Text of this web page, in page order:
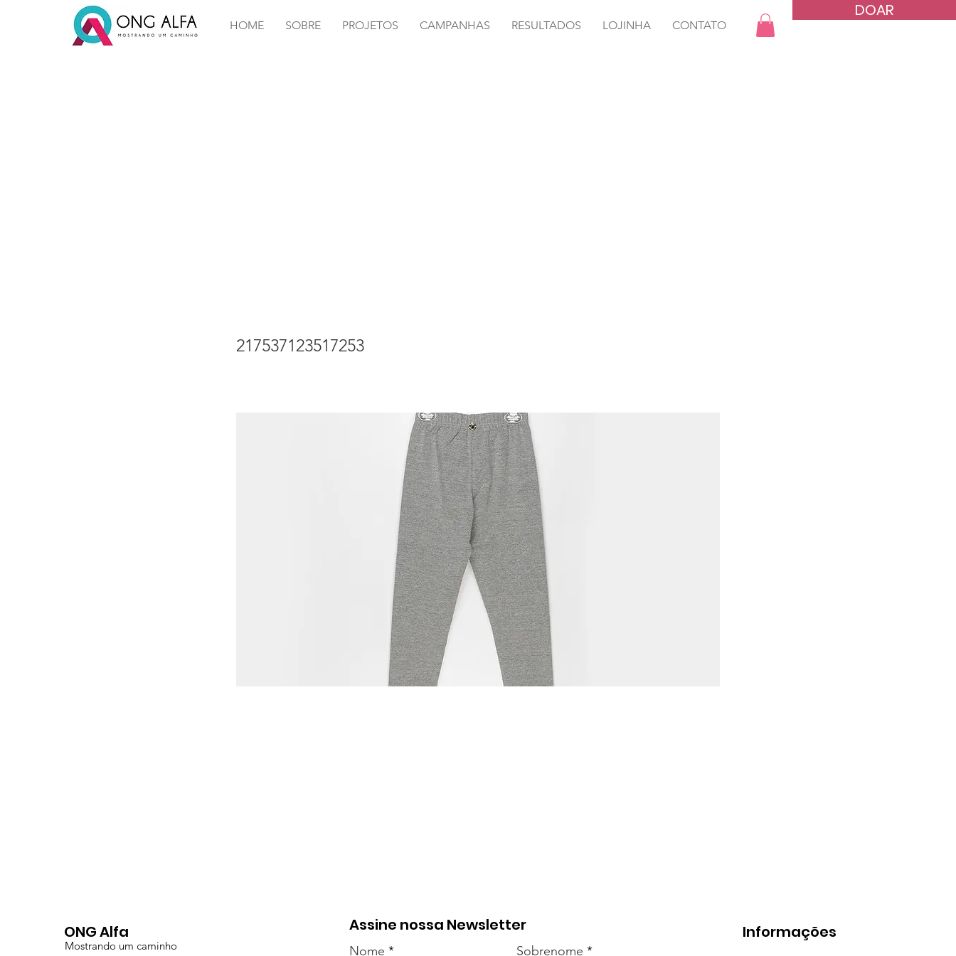
DOAR
HOME SOBRE PROJETOS CAMPANHAS RESULTADOS LOJINHA CONTATO
217537123517253
ONG Alfa
Mostrando um caminho
Assine nossa Newsletter
Nome Sobrenome
Informações